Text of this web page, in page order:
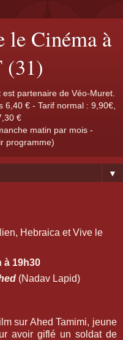
le Cinéma à
(31)
partenaire de Véo-Muret.
6,40 € - Tarif normal : 9,90€,
€
matin par mois -
programme)
▼
Hebraica et Vive le
à 19h30
(Nadav Lapid)
sur Ahed Tamimi, jeune
avoir giflé un soldat de